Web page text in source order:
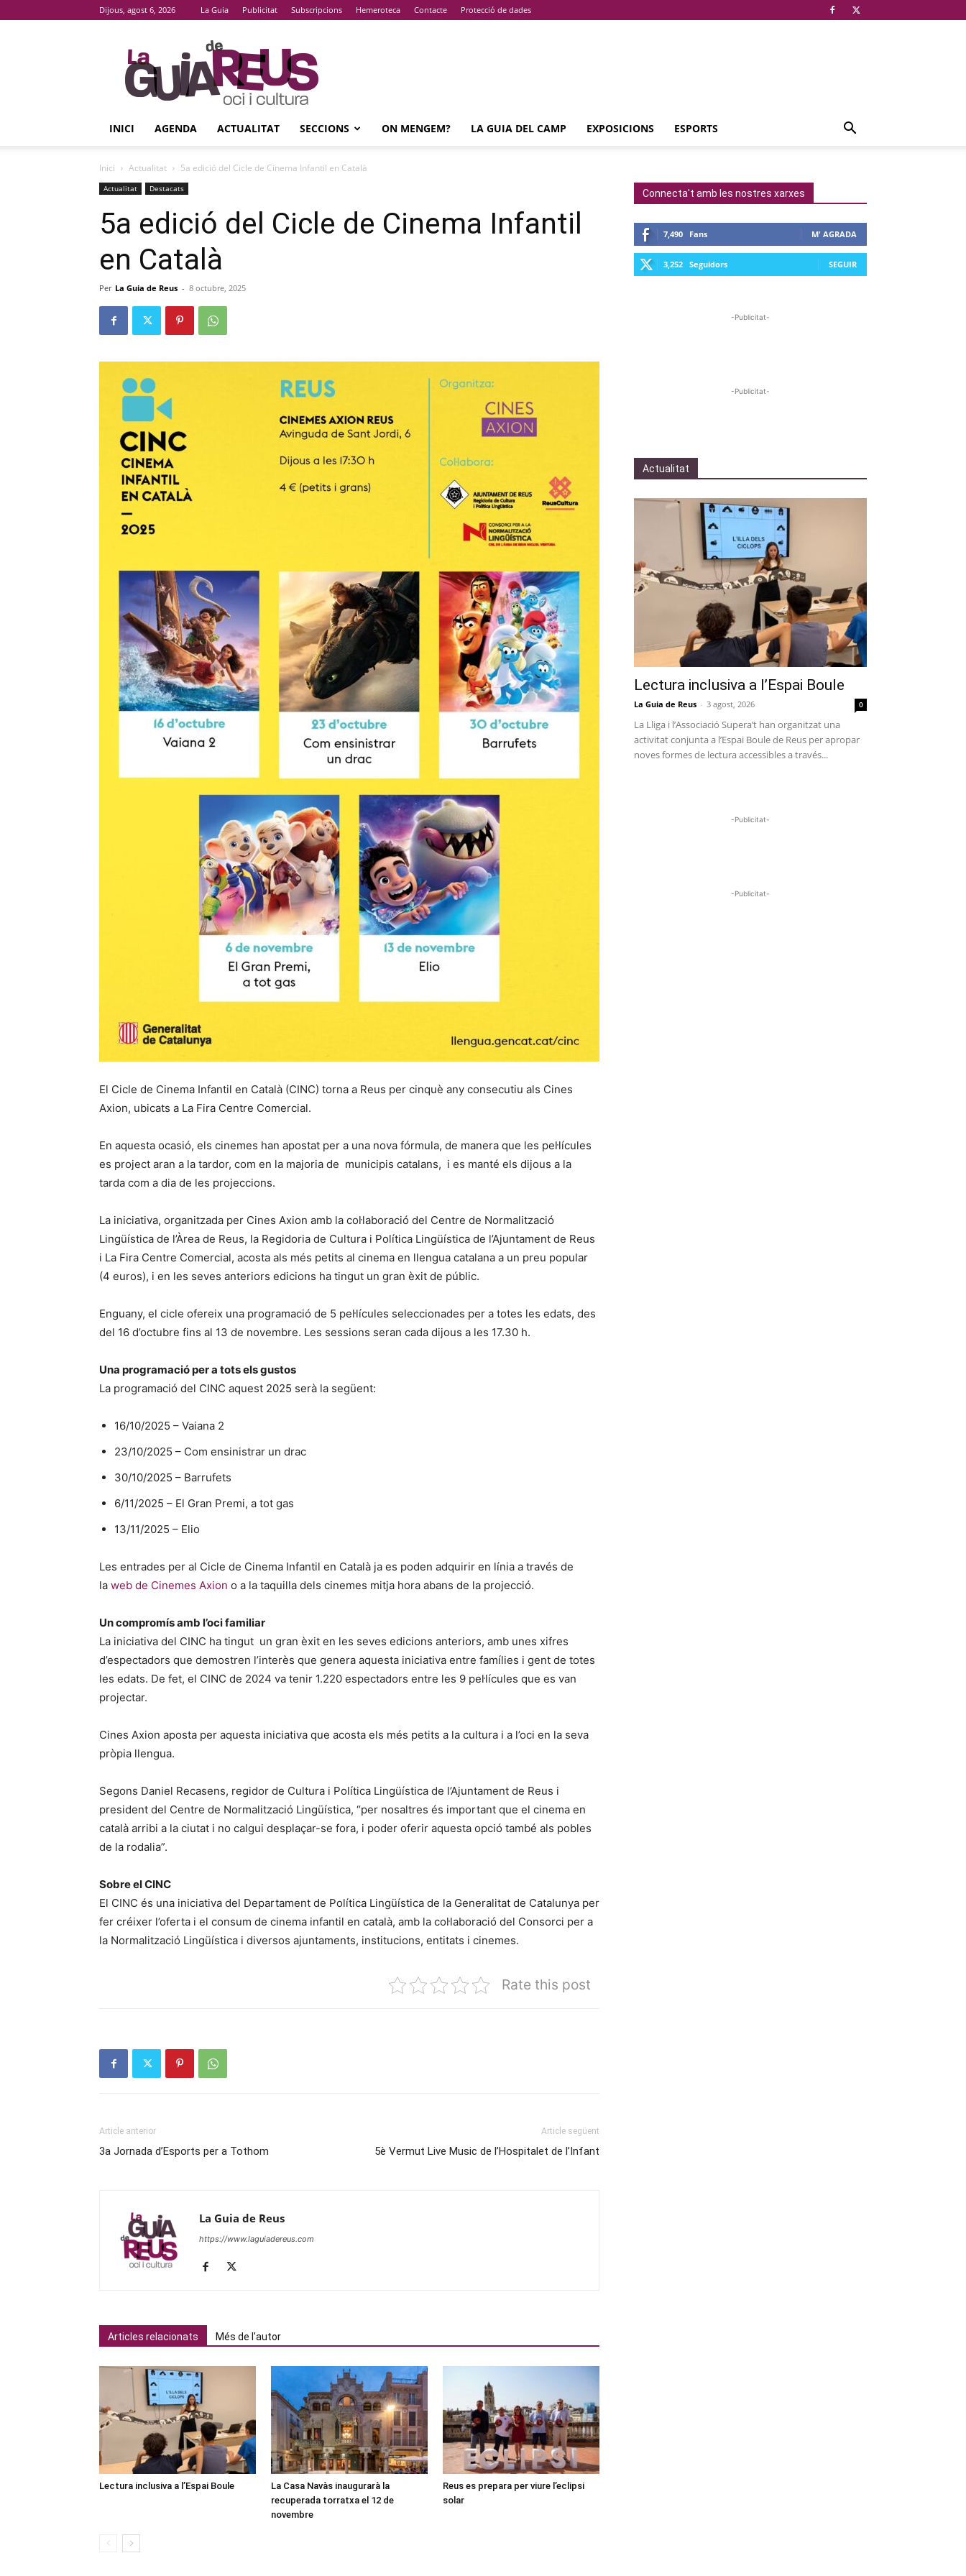
Dijous, agost 6, 2026 La Guia Publicitat Subscripcions Hemeroteca Contacte Protecció de dades
La
Guia
De
Reus
INICI AGENDA ACTUALITAT SECCIONS ON MENGEM? LA GUIA DEL CAMP EXPOSICIONS ESPORTS
Inici Actualitat 5a edició del Cicle de Cinema Infantil en Català
Actualitat Destacats
5a edició del Cicle de Cinema Infantil
en Català
Per La Guia de Reus - 8 octubre, 2025
El Cicle de Cinema Infantil en Català (CINC) torna a Reus per cinquè any consecutiu als Cines
Axion, ubicats a La Fira Centre Comercial.
En aquesta ocasió, els cinemes han apostat per a una nova fórmula, de manera que les pel·lícules
es project aran a la tardor, com en la majoria de municipis catalans, i es manté els dijous a la
tarda com a dia de les projeccions.
La iniciativa, organitzada per Cines Axion amb la col·laboració del Centre de Normalització
Lingüística de l’Àrea de Reus, la Regidoria de Cultura i Política Lingüística de l’Ajuntament de Reus
i La Fira Centre Comercial, acosta als més petits al cinema en llengua catalana a un preu popular
(4 euros), i en les seves anteriors edicions ha tingut un gran èxit de públic.
Enguany, el cicle ofereix una programació de 5 pel·lícules seleccionades per a totes les edats, des
del 16 d’octubre fins al 13 de novembre. Les sessions seran cada dijous a les 17.30 h.
Una programació per a tots els gustos
La programació del CINC aquest 2025 serà la següent:
16/10/2025 – Vaiana 2
23/10/2025 – Com ensinistrar un drac
30/10/2025 – Barrufets
6/11/2025 – El Gran Premi, a tot gas
13/11/2025 – Elio
Les entrades per al Cicle de Cinema Infantil en Català ja es poden adquirir en línia a través de
la web de Cinemes Axion o a la taquilla dels cinemes mitja hora abans de la projecció.
Un compromís amb l’oci familiar
La iniciativa del CINC ha tingut un gran èxit en les seves edicions anteriors, amb unes xifres
d’espectadors que demostren l’interès que genera aquesta iniciativa entre famílies i gent de totes
les edats. De fet, el CINC de 2024 va tenir 1.220 espectadors entre les 9 pel·lícules que es van
projectar.
Cines Axion aposta per aquesta iniciativa que acosta els més petits a la cultura i a l’oci en la seva
pròpia llengua.
Segons Daniel Recasens, regidor de Cultura i Política Lingüística de l’Ajuntament de Reus i
president del Centre de Normalització Lingüística, “per nosaltres és important que el cinema en
català arribi a la ciutat i no calgui desplaçar-se fora, i poder oferir aquesta opció també als pobles
de la rodalia”.
Sobre el CINC
El CINC és una iniciativa del Departament de Política Lingüística de la Generalitat de Catalunya per
fer créixer l’oferta i el consum de cinema infantil en català, amb la col·laboració del Consorci per a
la Normalització Lingüística i diversos ajuntaments, institucions, entitats i cinemes.
Rate this post
Article anterior
3a Jornada d’Esports per a Tothom
Article següent
5è Vermut Live Music de l’Hospitalet de l’Infant
La Guia de Reus
https://www.laguiadereus.com
Articles relacionats Més de l'autor
Lectura inclusiva a l’Espai Boule
La Casa Navàs inaugurarà la
recuperada torratxa el 12 de
novembre
Reus es prepara per viure l’eclipsi
solar
Connecta't amb les nostres xarxes
7,490 Fans M' AGRADA
3,252 Seguidors SEGUIR
-Publicitat-
-Publicitat-
Actualitat
Lectura inclusiva a l’Espai Boule
La Guia de Reus - 3 agost, 2026 0
La Lliga i l’Associació Supera’t han organitzat una
activitat conjunta a l’Espai Boule de Reus per apropar
noves formes de lectura accessibles a través...
-Publicitat-
-Publicitat-